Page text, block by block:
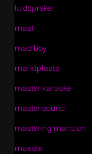
luidspreker
maat
mad boy
marktplaats
master karaoke
master sound
mastering mansion
maxiaxi